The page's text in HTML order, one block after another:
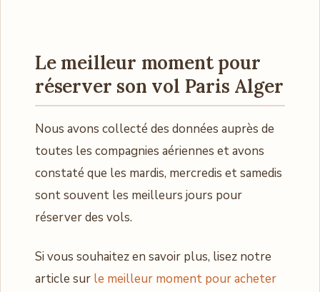
Le meilleur moment pour
réserver son vol Paris Alger
Nous avons collecté des données auprès de
toutes les compagnies aériennes et avons
constaté que les mardis, mercredis et samedis
sont souvent les meilleurs jours pour
réserver des vols.
Si vous souhaitez en savoir plus, lisez notre
article sur le meilleur moment pour acheter